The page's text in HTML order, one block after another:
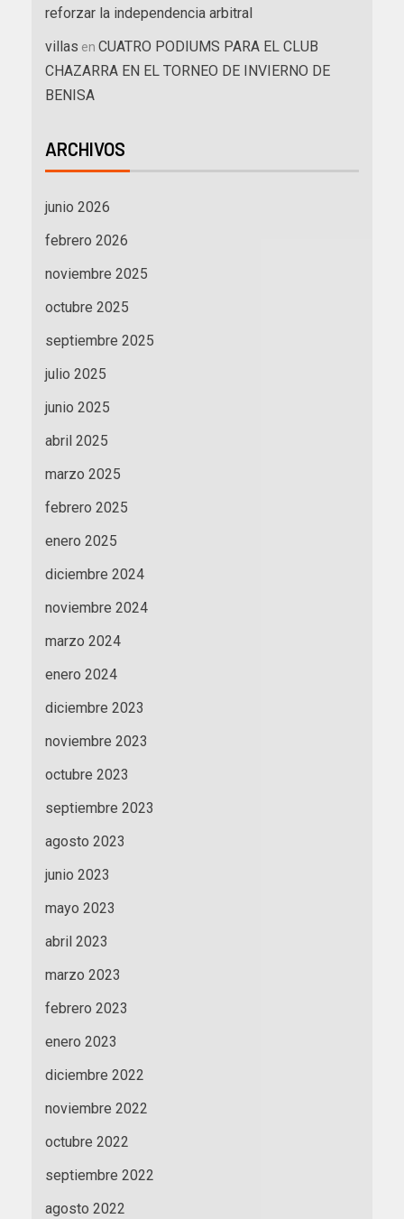
reforzar la independencia arbitral
villas en CUATRO PODIUMS PARA EL CLUB
CHAZARRA EN EL TORNEO DE INVIERNO DE
BENISA
ARCHIVOS
junio 2026
febrero 2026
noviembre 2025
octubre 2025
septiembre 2025
julio 2025
junio 2025
abril 2025
marzo 2025
febrero 2025
enero 2025
diciembre 2024
noviembre 2024
marzo 2024
enero 2024
diciembre 2023
noviembre 2023
octubre 2023
septiembre 2023
agosto 2023
junio 2023
mayo 2023
abril 2023
marzo 2023
febrero 2023
enero 2023
diciembre 2022
noviembre 2022
octubre 2022
septiembre 2022
agosto 2022